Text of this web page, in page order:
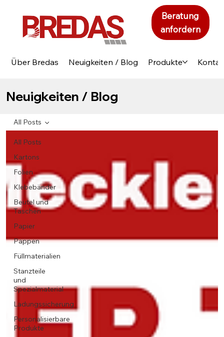
Über Bredas Neuigkeiten / Blog Produkte
Beratung
anfordern
Neuigkeiten / Blog
All Posts
Kartons
Folien
Klebebänder
Beutel und
Taschen
Papier
Pappen
Füllmaterialien
Stanzteile
und
Spezialmaterial
Ladungssicherung
Personalisierbare
Produkte
All Posts